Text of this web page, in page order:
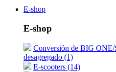
E-shop
E-shop
Conversión de BIG
desagregado (1)
E-scooters (14)